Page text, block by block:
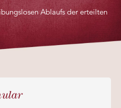
Ablaufs der erteilten